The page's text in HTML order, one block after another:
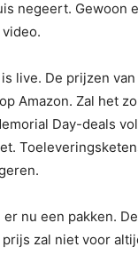
negeert. Gewoon
live. De prijzen van
Amazon. Zal het
Day-deals
nu een pakken.
zal niet voor